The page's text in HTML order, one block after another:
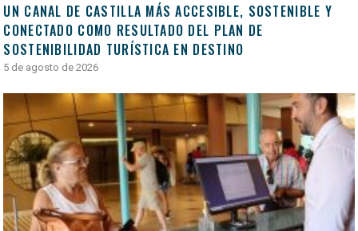
UN CANAL DE CASTILLA MÁS ACCESIBLE, SOSTENIBLE Y
CONECTADO COMO RESULTADO DEL PLAN DE
SOSTENIBILIDAD TURÍSTICA EN DESTINO
5 de agosto de 2026